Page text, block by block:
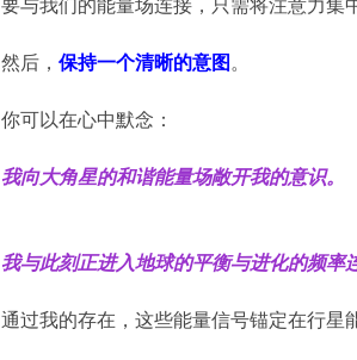
要与我们的能量场连接，只需将注意力集
然后，保持一个清晰的意图 。
你可以在心中默念：
我向大角星的和谐能量场敞开我的意识。
我与此刻正进入地球的平衡与进化的频率
通过我的存在，这些能量信号锚定在行星